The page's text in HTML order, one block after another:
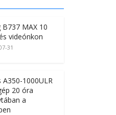
B737 MAX 10
videónkon
31
A350-1000ULR
20 óra
a